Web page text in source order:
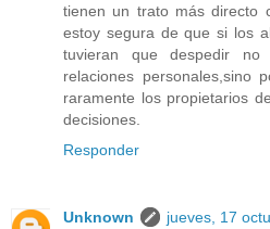
tienen un trato más directo
estoy segura de que si los
tuvieran que despedir
relaciones personales,sino
raramente los propietarios
decisiones.
Responder
Unknown
jueves, 17